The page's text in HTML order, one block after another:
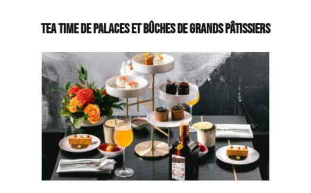
Tea time de palaces et bûches de grands pâtissiers